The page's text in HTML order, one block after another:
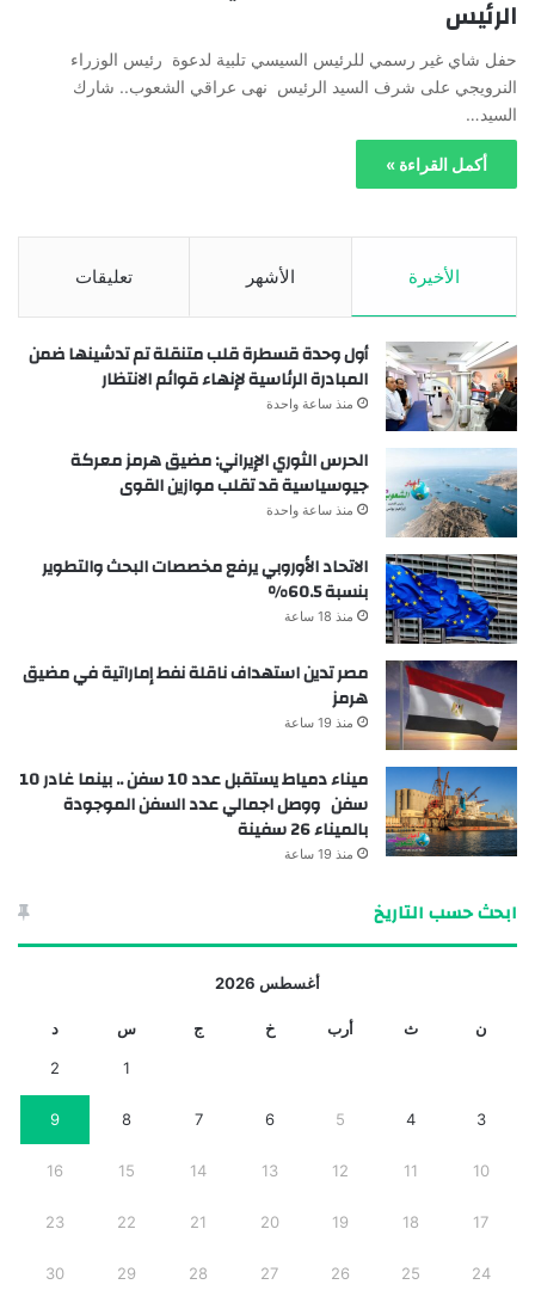
الرئيس
حفل شاي غير رسمي للرئيس السيسي تلبية لدعوة رئيس الوزراء
النرويجي على شرف السيد الرئيس نهى عراقي الشعوب.. شارك
السيد…
أكمل القراءة »
الأخيرة الأشهر تعليقات
أول وحدة قسطرة قلب متنقلة تم تدشينها ضمن
المبادرة الرئاسية لإنهاء قوائم الانتظار
منذ ساعة واحدة
الحرس الثوري الإيراني: مضيق هرمز معركة
جيوسياسية قد تقلب موازين القوى
منذ ساعة واحدة
الاتحاد الأوروبي يرفع مخصصات البحث والتطوير
بنسبة 60.5%
منذ 18 ساعة
مصر تدين استهداف ناقلة نفط إماراتية في مضيق
هرمز
منذ 19 ساعة
ميناء دمياط يستقبل عدد 10 سفن .. بينما غادر 10
سفن ووصل اجمالي عدد السفن الموجودة
بالميناء 26 سفينة
منذ 19 ساعة
ابحث حسب التاريخ
أغسطس 2026
ن ث أرب خ ج س د
1
2
3
4
5
6
7
8
9
10
11
12
13
14
15
16
17
18
19
20
21
22
23
24
25
26
27
28
29
30